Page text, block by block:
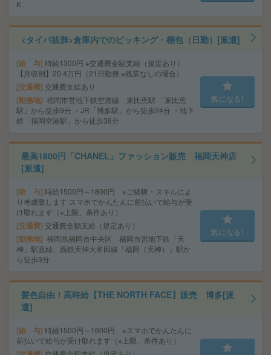
K
<タイパ抜群>倉庫内でのピッキング・梱包（日勤）[派遣]
給 与 時給1300円 ※交通費全額支給（規定あり）
【月収例】20.4万円（21日勤務 ※残業なしの場合）
交通費 交通費支給あり
勤務地 福岡市営地下鉄空港線 東比恵駅 「東比恵
駅」から徒歩9分 ・JR「博多駅」から徒歩24分 ・地下
鉄「福岡空港駅」から徒歩36分
気になる!
最高1800円「CHANEL」ファッション販売 福岡天神店
[派遣]
給 与 時給1500円～1800円 ※ご経験・スキルによ
り考慮致します スマホでかんたんに前払いで給与が受
け取れます（※上限、条件あり）
交通費 交通費全額支給（規定あり）
勤務地 福岡県福岡市中央区 福岡市営地下鉄「天
神」駅直結、西鉄天神大牟田線「福岡（天神）」駅か
ら徒歩3分
気になる!
髪色自由！高時給【THE NORTH FACE】販売 博多[派
遣]
給 与 時給1500円～1600円 ※スマホでかんたんに
前払いで給与が受け取れます（※上限、条件あり）